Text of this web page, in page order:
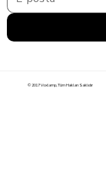
© 2017 Voxlamp, Tüm Hakları Saklıdır